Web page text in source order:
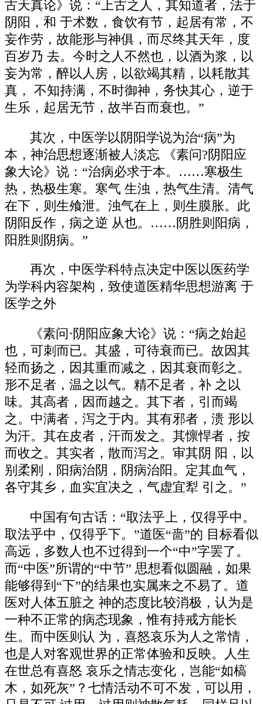
古天真论》说：“上古之人，其知道者，法于
阴阳，和 于术数，食饮有节，起居有常，不
妄作劳，故能形与神俱，而尽终其天年，度
百岁乃 去。今时之人不然也，以酒为浆，以
妄为常，醉以人房，以欲竭其精，以耗散其
真， 不知持满，不时御神，务快其心，逆于
生乐，起居无节，故半百而衰也。”
其次，中医学以阴阳学说为治“病”为
本，神治思想逐渐被人淡忘 《素问?阴阳应
象大论》说：“治病必求于本。……寒极生
热，热极生寒。寒气 生浊，热气生清。清气
在下，则生飧泄。浊气在上，则生膜胀。此
阴阳反作，病之逆 从也。……阴胜则阳病，
阳胜则阴病。”
再次，中医学科特点决定中医以医药学
为学科内容架构，致使道医精华思想游离 于
医学之外
《素问·阴阳应象大论》说：“病之始起
也，可刺而已。其盛，可待衰而已。故 因其
轻而扬之，因其重而减之，因其衰而彰之。
形不足者，温之以气。精不足者，补 之以
味。其高者，因而越之。其下者，引而竭
之。中满者，泻之于内。其有邪者，溃 形以
为汗。其在皮者，汗而发之。其懔悍者，按
而收之。其实者，散而泻之。审其阴 阳，以
别柔刚，阳病治阴，阴病治阳。定其血气，
各守其乡，血实宜决之，气虚宜犁 引之。”
中国有句古话：“取法乎上，仅得乎中。
取法乎中，仅得乎下。”道医“啬”的 目标看似
高远，多数人也不过得到一个“中”字罢了。
而“中医”所谓的“中节” 思想看似圆融，如果
能够得到“下”的结果也实属来之不易了。道
医对人体五脏之 神的态度比较消极，认为是
一种不正常的病态现象，惟有持戒方能长
生。而中医则认 为，喜怒哀乐为人之常情，
也是人对客观世界的正常体验和反映。人生
在世总有喜怒 哀乐之情志变化，岂能“如槁
木，如死灰”？七情活动不可不发，可以用，